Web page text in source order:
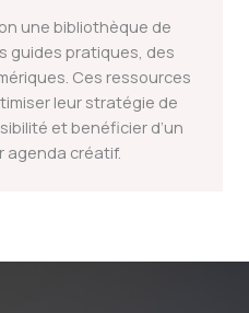
une bibliothèque de
guides pratiques, des
Ces ressources
leur stratégie de
et benéficier d’un
agenda créatif.